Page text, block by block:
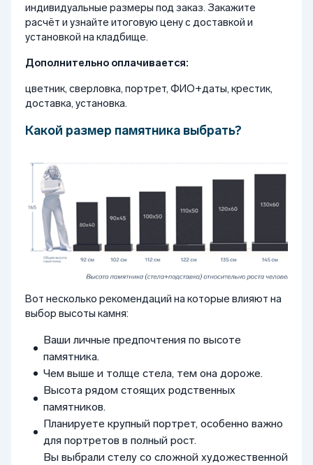
индивидуальные размеры под заказ. Закажите
расчёт и узнайте итоговую цену с доставкой и
установкой на кладбище.
Дополнительно оплачивается:
цветник, сверловка, портрет, ФИО+даты, крестик,
доставка, установка.
Какой размер памятника выбрать?
Вот несколько рекомендаций на которые влияют на
выбор высоты камня:
Ваши личные предпочтения по высоте
памятника.
Чем выше и толще стела, тем она дороже.
Высота рядом стоящих родственных
памятников.
Планируете крупный портрет, особенно важно
для портретов в полный рост.
Вы выбрали стелу со сложной художественной